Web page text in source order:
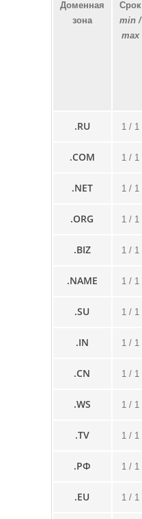
Доменная
зона
Срок
min /
max
.RU 1 / 1
.COM 1 / 1
.NET 1 / 1
.ORG 1 / 1
.BIZ 1 / 1
.NAME 1 / 1
.SU 1 / 1
.IN 1 / 1
.CN 1 / 1
.WS 1 / 1
.TV 1 / 1
.РФ 1 / 1
.EU 1 / 1